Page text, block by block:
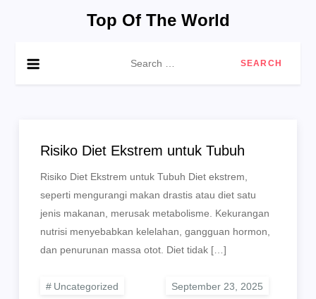
Top Of The World
for:
Risiko Diet Ekstrem untuk Tubuh
Risiko Diet Ekstrem untuk Tubuh Diet ekstrem,
seperti mengurangi makan drastis atau diet satu
jenis makanan, merusak metabolisme. Kekurangan
nutrisi menyebabkan kelelahan, gangguan hormon,
dan penurunan massa otot. Diet tidak […]
Uncategorized